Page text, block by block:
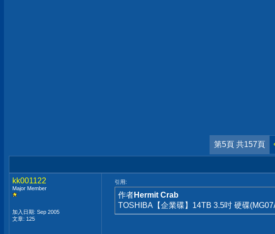
第5頁 共157頁
kk001122
Major Member
加入日期: Sep 2005
文章: 125
引用:
作者Hermit Crab
TOSHIBA【企業碟】14TB 3.5吋 硬碟